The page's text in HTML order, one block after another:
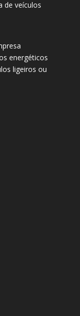
de veículos
energéticos
ligeiros ou